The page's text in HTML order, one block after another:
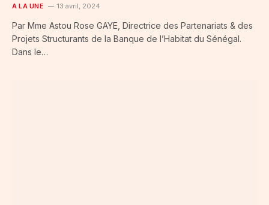
A LA UNE 13 avril, 2024
Par Mme Astou Rose GAYE, Directrice des Partenariats & des
Projets Structurants de la Banque de l’Habitat du Sénégal.
Dans le…